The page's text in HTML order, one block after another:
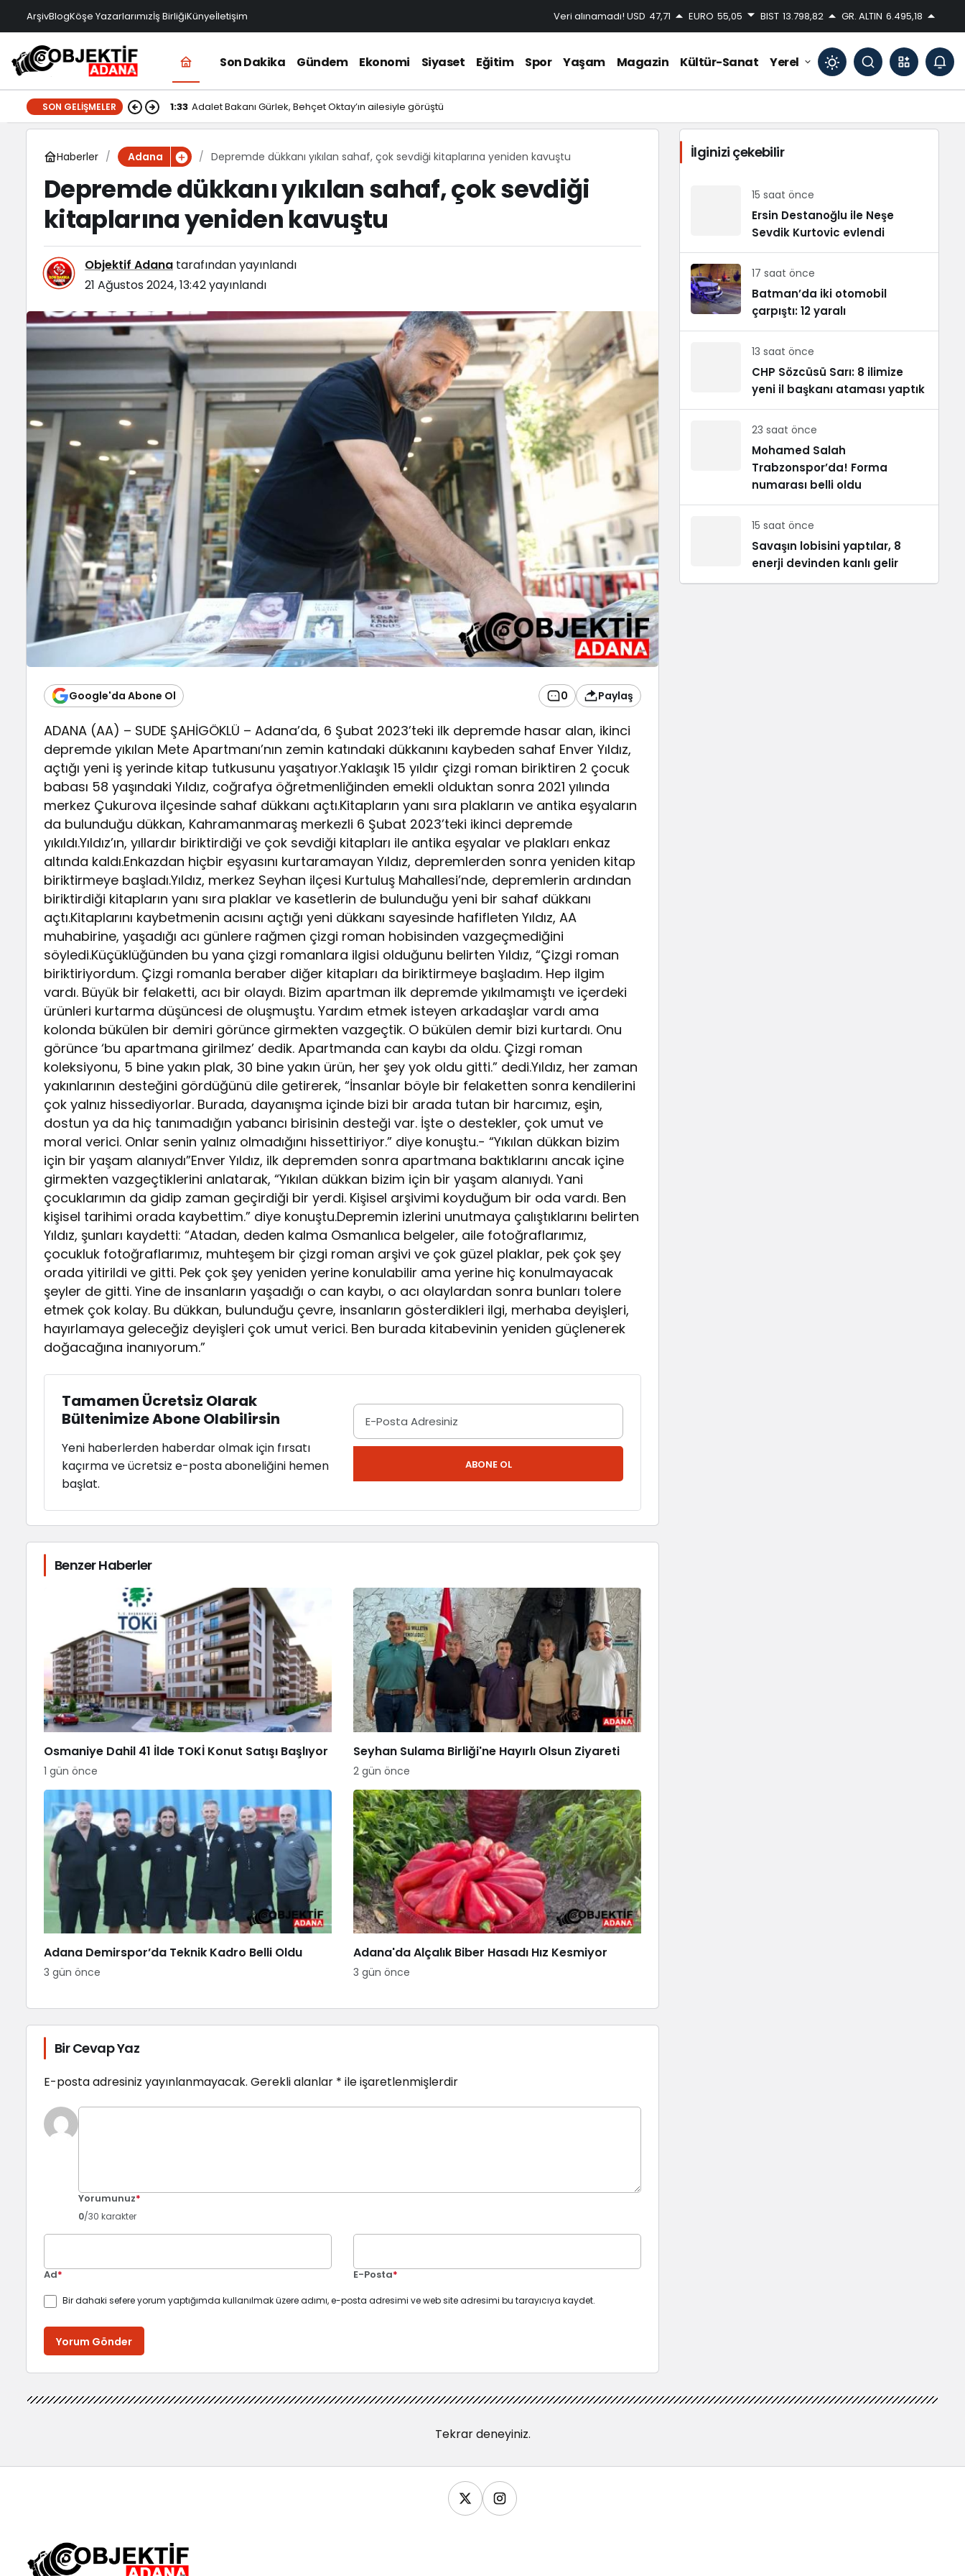
ArşivBlogKöşe Yazarlarımızİş BirliğiKünyeİletişim Veri alınamadı! USD 47,71 EURO 55,05 BIST 13.798,82 GR. ALTIN 6.495,18
Son Dakika Gündem Ekonomi Siyaset Eğitim Spor Yaşam Magazin Kültür-Sanat Yerel
Mod
değiştir
Gündüz modunu seçin.
Sistem Modu
Sistem modunu seçin.
SON GELIŞMELER 1:33 Adalet Bakanı Gürlek, Behçet Oktay’ın ailesiyle görüştü
Haberler Adana Depremde dükkanı yıkılan sahaf, çok sevdiği kitaplarına yeniden kavuştu
Depremde dükkanı yıkılan sahaf, çok sevdiği
kitaplarına yeniden kavuştu
Objektif Adana tarafından yayınlandı
21 Ağustos 2024, 13:42yayınlandı
Google'da Abone Ol 0 Paylaş
ADANA (AA) – SUDE ŞAHİGÖKLÜ – Adana’da, 6 Şubat 2023’teki ilk depremde hasar alan, ikinci
depremde yıkılan Mete Apartmanı’nın zemin katındaki dükkanını kaybeden sahaf Enver Yıldız,
açtığı yeni iş yerinde kitap tutkusunu yaşatıyor.Yaklaşık 15 yıldır çizgi roman biriktiren 2 çocuk
babası 58 yaşındaki Yıldız, coğrafya öğretmenliğinden emekli olduktan sonra 2021 yılında
merkez Çukurova ilçesinde sahaf dükkanı açtı.Kitapların yanı sıra plakların ve antika eşyaların
da bulunduğu dükkan, Kahramanmaraş merkezli 6 Şubat 2023’teki ikinci depremde
yıkıldı.Yıldız’ın, yıllardır biriktirdiği ve çok sevdiği kitapları ile antika eşyalar ve plakları enkaz
altında kaldı.Enkazdan hiçbir eşyasını kurtaramayan Yıldız, depremlerden sonra yeniden kitap
biriktirmeye başladı.Yıldız, merkez Seyhan ilçesi Kurtuluş Mahallesi’nde, depremlerin ardından
biriktirdiği kitapların yanı sıra plaklar ve kasetlerin de bulunduğu yeni bir sahaf dükkanı
açtı.Kitaplarını kaybetmenin acısını açtığı yeni dükkanı sayesinde hafifleten Yıldız, AA
muhabirine, yaşadığı acı günlere rağmen çizgi roman hobisinden vazgeçmediğini
söyledi.Küçüklüğünden bu yana çizgi romanlara ilgisi olduğunu belirten Yıldız, “Çizgi roman
biriktiriyordum. Çizgi romanla beraber diğer kitapları da biriktirmeye başladım. Hep ilgim
vardı. Büyük bir felaketti, acı bir olaydı. Bizim apartman ilk depremde yıkılmamıştı ve içerdeki
ürünleri kurtarma düşüncesi de oluşmuştu. Yardım etmek isteyen arkadaşlar vardı ama
kolonda bükülen bir demiri görünce girmekten vazgeçtik. O bükülen demir bizi kurtardı. Onu
görünce ‘bu apartmana girilmez’ dedik. Apartmanda can kaybı da oldu. Çizgi roman
koleksiyonu, 5 bine yakın plak, 30 bine yakın ürün, her şey yok oldu gitti.” dedi.Yıldız, her zaman
yakınlarının desteğini gördüğünü dile getirerek, “İnsanlar böyle bir felaketten sonra kendilerini
çok yalnız hissediyorlar. Burada, dayanışma içinde bizi bir arada tutan bir harcımız, eşin,
dostun ya da hiç tanımadığın yabancı birisinin desteği var. İşte o destekler, çok umut ve
moral verici. Onlar senin yalnız olmadığını hissettiriyor.” diye konuştu.- “Yıkılan dükkan bizim
için bir yaşam alanıydı”Enver Yıldız, ilk depremden sonra apartmana baktıklarını ancak içine
girmekten vazgeçtiklerini anlatarak, “Yıkılan dükkan bizim için bir yaşam alanıydı. Yani
çocuklarımın da gidip zaman geçirdiği bir yerdi. Kişisel arşivimi koyduğum bir oda vardı. Ben
kişisel tarihimi orada kaybettim.” diye konuştu.Depremin izlerini unutmaya çalıştıklarını belirten
Yıldız, şunları kaydetti: “Atadan, deden kalma Osmanlıca belgeler, aile fotoğraflarımız,
çocukluk fotoğraflarımız, muhteşem bir çizgi roman arşivi ve çok güzel plaklar, pek çok şey
orada yitirildi ve gitti. Pek çok şey yeniden yerine konulabilir ama yerine hiç konulmayacak
şeyler de gitti. Yine de insanların yaşadığı o can kaybı, o acı olaylardan sonra bunları tolere
etmek çok kolay. Bu dükkan, bulunduğu çevre, insanların gösterdikleri ilgi, merhaba deyişleri,
hayırlamaya geleceğiz deyişleri çok umut verici. Ben burada kitabevinin yeniden güçlenerek
doğacağına inanıyorum.”
Tamamen Ücretsiz Olarak
Bültenimize Abone Olabilirsin
Yeni haberlerden haberdar olmak için fırsatı
kaçırma ve ücretsiz e-posta aboneliğini hemen
başlat.
ABONE OL
Benzer Haberler
Osmaniye Dahil 41 İlde TOKİ Konut Satışı Başlıyor
1 gün önce
Seyhan Sulama Birliği'ne Hayırlı Olsun Ziyareti
2 gün önce
Adana Demirspor’da Teknik Kadro Belli Oldu
3 gün önce
Adana'da Alçalık Biber Hasadı Hız Kesmiyor
3 gün önce
Bir Cevap Yaz
E-posta adresiniz yayınlanmayacak. Gerekli alanlar * ile işaretlenmişlerdir
Yorumunuz*
0/30 karakter
Ad* E-Posta*
Bir dahaki sefere yorum yaptığımda kullanılmak üzere adımı, e-posta adresimi ve web site adresimi bu tarayıcıya kaydet.
Yorum Gönder
İlginizi çekebilir
15 saat önce
Ersin Destanoğlu ile Neşe
Sevdik Kurtovic evlendi
17 saat önce
Batman’da iki otomobil
çarpıştı: 12 yaralı
13 saat önce
CHP Sözcüsü Sarı: 8 ilimize
yeni il başkanı ataması yaptık
23 saat önce
Mohamed Salah
Trabzonspor’da! Forma
numarası belli oldu
15 saat önce
Savaşın lobisini yaptılar, 8
enerji devinden kanlı gelir
Tekrar deneyiniz.